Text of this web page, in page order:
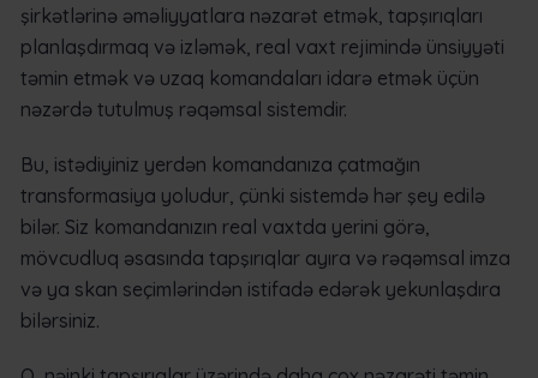
şirkətlərinə əməliyyatlara nəzarət etmək, tapşırıqları
planlaşdırmaq və izləmək, real vaxt rejimində ünsiyyəti
təmin etmək və uzaq komandaları idarə etmək üçün
nəzərdə tutulmuş rəqəmsal sistemdir.
Bu, istədiyiniz yerdən komandanıza çatmağın
transformasiya yoludur, çünki sistemdə hər şey edilə
bilər. Siz komandanızın real vaxtda yerini görə,
mövcudluq əsasında tapşırıqlar ayıra və rəqəmsal imza
və ya skan seçimlərindən istifadə edərək yekunlaşdıra
bilərsiniz.